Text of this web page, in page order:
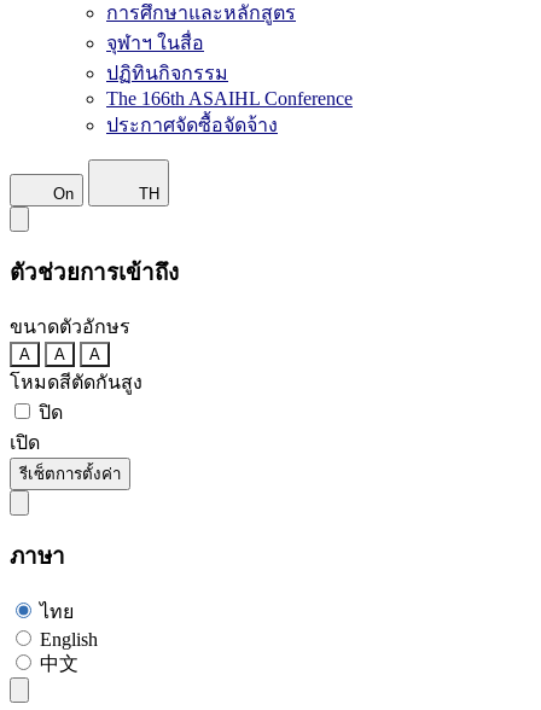
การศึกษาและหลักสูตร
จุฬาฯ ในสื่อ
ปฏิทินกิจกรรม
The 166th ASAIHL Conference
ประกาศจัดซื้อจัดจ้าง
On TH
ตัวช่วยการเข้าถึง
ขนาดตัวอักษร
A A A
โหมดสีตัดกันสูง
ปิด
เปิด
รีเซ็ตการตั้งค่า
ภาษา
ไทย
English
中文